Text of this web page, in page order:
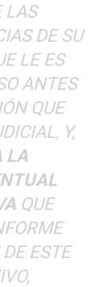
LAS
DE SU
LE ES
ANTES
QUE
Y,
LA
QUE
ESTE